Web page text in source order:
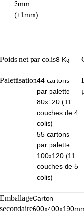
3mm
(±1mm)
Poids net par colis8 Kg
Palettisation44 cartons
par palette
80x120 (11
couches de 4
colis)
55 cartons
par palette
100x120 (11
couches de 5
colis)
Emballage
secondaire
Carton